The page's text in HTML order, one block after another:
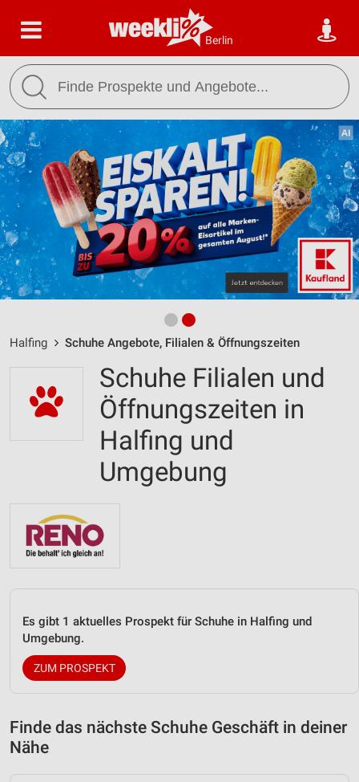
Berlin
Halfing Schuhe Angebote, Filialen & Öffnungszeiten
Schuhe Filialen und
Öffnungszeiten in
Halfing und
Umgebung
Es gibt 1 aktuelles Prospekt für Schuhe in Halfing und
Umgebung.
ZUM PROSPEKT
Finde das nächste Schuhe Geschäft in deiner
Nähe